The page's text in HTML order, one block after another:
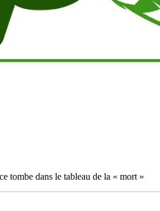
tombe dans le tableau de la « mort »